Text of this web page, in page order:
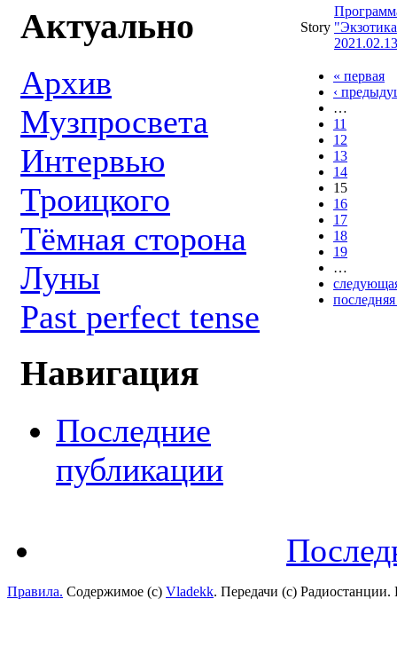
Актуально
Архив
Музпросвета
Интервью
Троицкого
Тёмная сторона
Луны
Past perfect tense
Навигация
Последние
публикации
Story
2021.02.13
« первая
‹
…
11
12
13
14
15
16
17
18
19
…
Правила. Содержимое (с) Vladekk. Передачи (с)